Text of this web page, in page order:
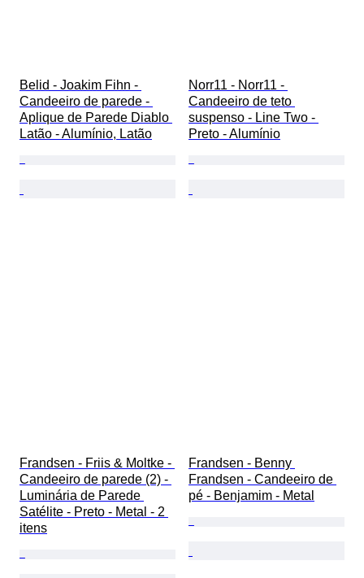
Belid - Joakim Fihn -
Candeeiro de parede -
Aplique de Parede Diablo
Latão - Alumínio, Latão
Norr11 - Norr11 -
Candeeiro de teto
suspenso - Line Two -
Preto - Alumínio
Frandsen - Friis & Moltke -
Candeeiro de parede (2) -
Luminária de Parede
Satélite - Preto - Metal - 2
itens
Frandsen - Benny
Frandsen - Candeeiro de
pé - Benjamim - Metal